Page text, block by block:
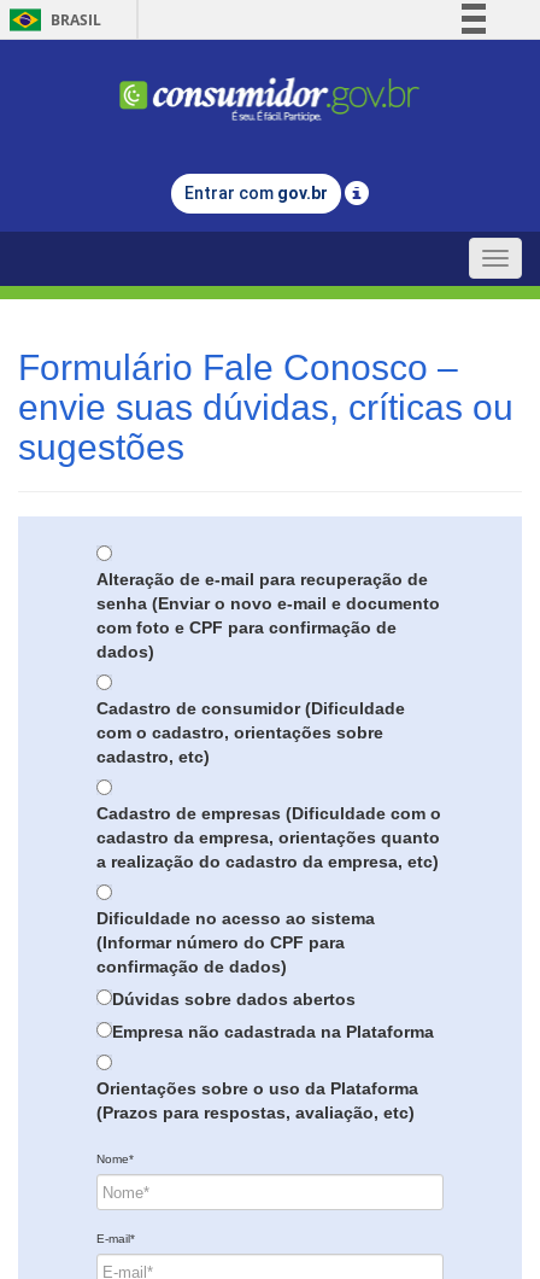
BRASIL
Comunica BR
Legislação
Entrar com gov.br
Toggle
Formulário Fale Conosco –
envie suas dúvidas, críticas ou
sugestões
Alteração de e-mail para recuperação de
senha (Enviar o novo e-mail e documento
com foto e CPF para confirmação de
dados)
Cadastro de consumidor (Dificuldade
com o cadastro, orientações sobre
cadastro, etc)
Cadastro de empresas (Dificuldade com o
cadastro da empresa, orientações quanto
a realização do cadastro da empresa, etc)
Dificuldade no acesso ao sistema
(Informar número do CPF para
confirmação de dados)
Dúvidas sobre dados abertos
Empresa não cadastrada na Plataforma
Orientações sobre o uso da Plataforma
(Prazos para respostas, avaliação, etc)
Nome*
E-mail*